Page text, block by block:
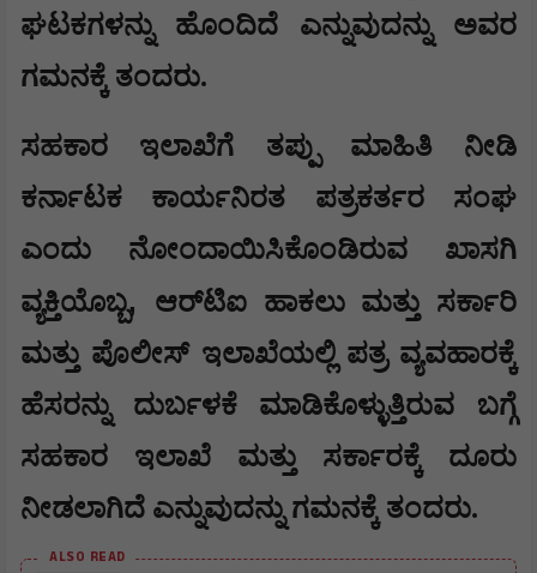
ಘಟಕಗಳನ್ನು ಹೊಂದಿದೆ ಎನ್ನುವುದನ್ನು ಅವರ
ಗಮನಕ್ಕೆ ತಂದರು.
ಸಹಕಾರ ಇಲಾಖೆಗೆ ತಪ್ಪು ಮಾಹಿತಿ ನೀಡಿ
ಕರ್ನಾಟಕ ಕಾರ್ಯನಿರತ ಪತ್ರಕರ್ತರ ಸಂಘ
ಎಂದು ನೋಂದಾಯಿಸಿಕೊಂಡಿರುವ ಖಾಸಗಿ
ವ್ಯಕ್ತಿಯೊಬ್ಬ, ಆರ್‌ಟಿಐ ಹಾಕಲು ಮತ್ತು ಸರ್ಕಾರಿ
ಮತ್ತು ಪೊಲೀಸ್ ಇಲಾಖೆಯಲ್ಲಿ ಪತ್ರ ವ್ಯವಹಾರಕ್ಕೆ
ಹೆಸರನ್ನು ದುರ್ಬಳಕೆ ಮಾಡಿಕೊಳ್ಳುತ್ತಿರುವ ಬಗ್ಗೆ
ಸಹಕಾರ ಇಲಾಖೆ ಮತ್ತು ಸರ್ಕಾರಕ್ಕೆ ದೂರು
ನೀಡಲಾಗಿದೆ ಎನ್ನುವುದನ್ನು ಗಮನಕ್ಕೆ ತಂದರು.
ALSO READ